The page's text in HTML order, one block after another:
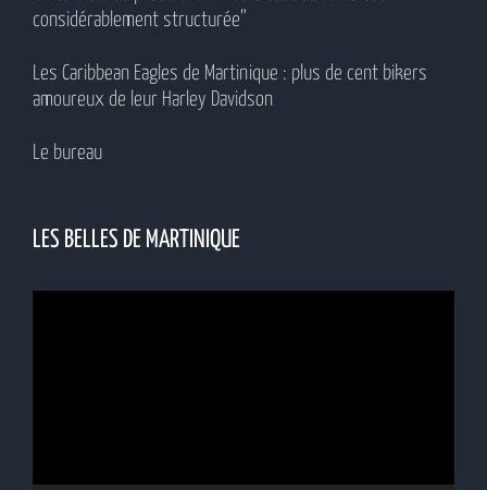
considérablement structurée”
Les Caribbean Eagles de Martinique : plus de cent bikers
amoureux de leur Harley Davidson
Le bureau
LES BELLES DE MARTINIQUE